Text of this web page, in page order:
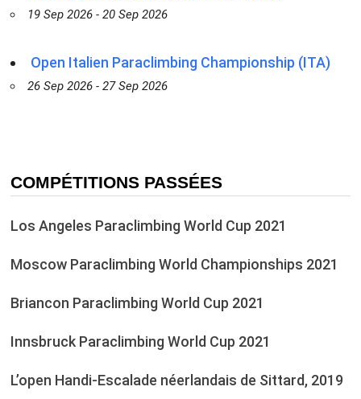
19 Sep 2026 - 20 Sep 2026
Open Italien Paraclimbing Championship (ITA)
26 Sep 2026 - 27 Sep 2026
COMPÉTITIONS PASSÉES
Los Angeles Paraclimbing World Cup 2021
Moscow Paraclimbing World Championships 2021
Briancon Paraclimbing World Cup 2021
Innsbruck Paraclimbing World Cup 2021
L’open Handi-Escalade néerlandais de Sittard, 2019